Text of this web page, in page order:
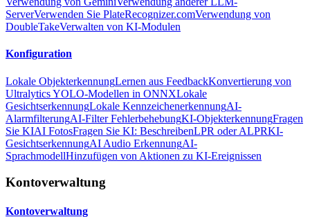
ServerVerwenden Sie PlateRecognizer.comVerwendung von
DoubleTakeVerwalten von KI-Modulen
Konfiguration
Lokale ObjekterkennungLernen aus FeedbackKonvertierung von
Ultralytics YOLO-Modellen in ONNXLokale
GesichtserkennungLokale KennzeichenerkennungAI-
AlarmfilterungAI-Filter FehlerbehebungKI-ObjekterkennungFragen
Sie KIAI FotosFragen Sie KI: BeschreibenLPR oder ALPRKI-
GesichtserkennungAI Audio ErkennungAI-
SprachmodellHinzufügen von Aktionen zu KI-Ereignissen
Kontoverwaltung
Kontoverwaltung